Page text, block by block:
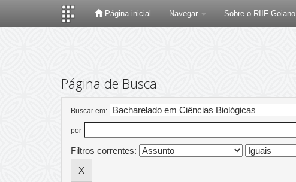
Página inicial Navegar Sobre o RIIF Goiano
Página de Busca
Buscar em:
por
Filtros correntes: